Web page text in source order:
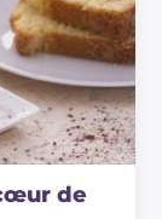
de